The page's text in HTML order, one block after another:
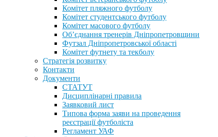
Комітет пляжного футболу
Комітет студентського футболу
Комітет масового футболу
Обʼєднання тренерів Дніпропетровщини
Футзал Дніпропетровської області
Комітет футнету та текболу
Стратегія розвитку
Контакти
Документи
СТАТУТ
Дисциплінарні правила
Заявковий лист
Типова форма заяви на проведення
реєстрації футболіста
Регламент УАФ